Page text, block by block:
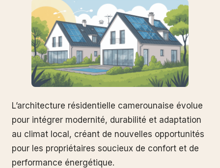
L’architecture résidentielle camerounaise évolue
pour intégrer modernité, durabilité et adaptation
au climat local, créant de nouvelles opportunités
pour les propriétaires soucieux de confort et de
performance énergétique.